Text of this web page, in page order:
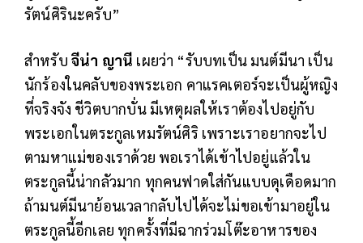
รัตน์ศิรินะครับ”
สำหรับ จีน่า ญานี เผยว่า “รับบทเป็น มนต์มีนา เป็น
นักร้องในคลับของพระเอก คาแรคเตอร์จะเป็นผู้หญิง
ที่จริงจัง ชีวิตบากบั่น มีเหตุผลให้เราต้องไปอยู่กับ
พระเอกในตระกูลเหมรัตน์ศิริ เพราะเราอยากจะไป
ตามหาแม่ของเราด้วย พอเราได้เข้าไปอยู่แล้วใน
ตระกูลนี้น่ากลัวมาก ทุกคนฟาดใส่กันแบบดุเดือดมาก
ถ้ามนต์มีนาย้อนเวลากลับไปได้จะไม่ขอเข้ามาอยู่ใน
ตระกูลนี้อีกเลย ทุกครั้งที่มีฉากร่วมโต๊ะอาหารของ